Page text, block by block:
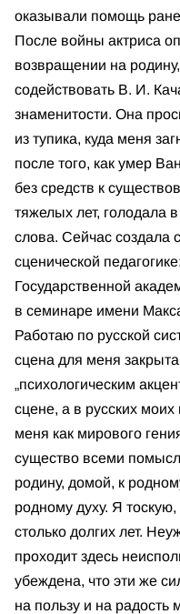
оказывали помощь
После войны актриса
возвращении на
содействовать В. И.
знаменитости. Она
из тупика, куда меня
после того, как умер
без средств к
тяжелых лет, голодала
слова. Сейчас создала
сценической
Государственной
в семинаре имени
Работаю по русской
сцена для меня
„психологическим
сцене, а в русских моих
меня как мирового
существо всеми
родину, домой, к
родному духу. Я
столько долгих лет.
проходит здесь
убеждена, что эти же
на пользу и на радость